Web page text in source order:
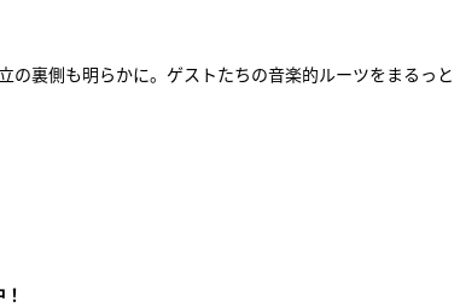
の裏側も明らかに。ゲストたちの音楽的ルーツをまるっと